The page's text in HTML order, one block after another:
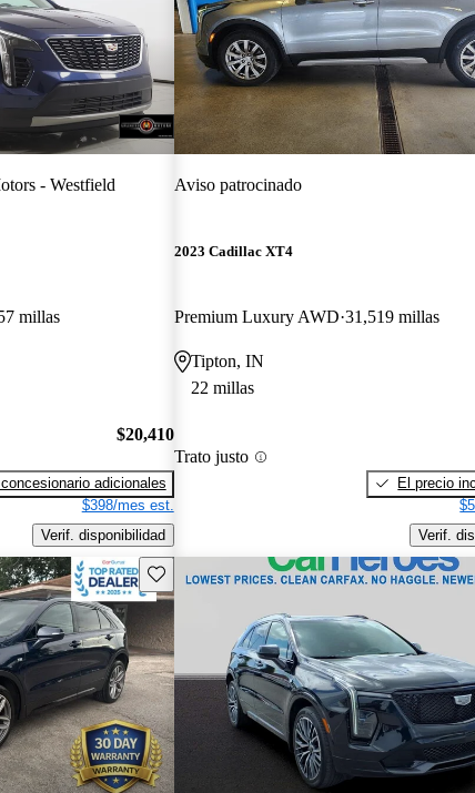
- Westfield
millas
$20,410
adicionales
$398/mes est.
Verif. disponibilidad
Aviso patrocinado
2023 Cadillac XT4
Premium Luxury AWD 31,519 millas
Tipton, IN
22 millas
Trato justo
El precio
Verif.
Guarda este Aviso